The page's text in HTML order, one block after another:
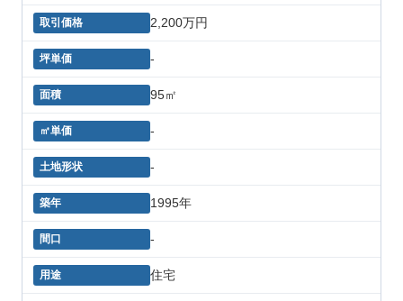
2,200万円
-
95㎡
-
-
1995年
-
住宅